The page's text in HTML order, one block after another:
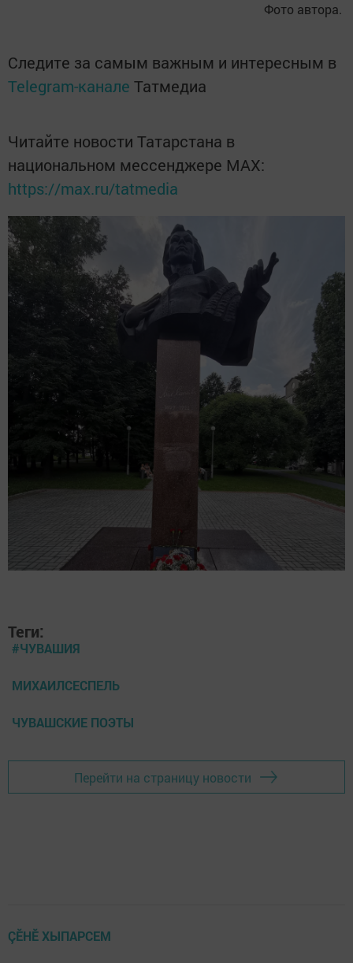
Фото автора.
Следите за самым важным и интересным в
Telegram-канале Татмедиа
Читайте новости Татарстана в
национальном мессенджере MАХ:
https://max.ru/tatmedia
Теги:
#ЧУВАШИЯ
МИХАИЛСЕСПЕЛЬ
ЧУВАШСКИЕ ПОЭТЫ
Перейти на страницу новости
ÇӖНӖ ХЫПАРСЕМ